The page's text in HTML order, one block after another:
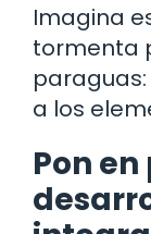
Imagina
tormenta
a los
Pon